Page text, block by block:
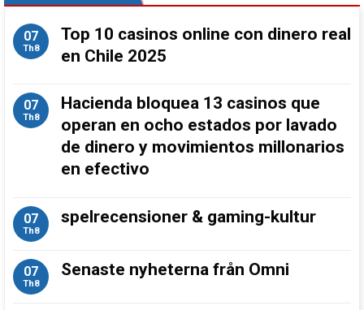
07
Th8
Top 10 casinos online con dinero real
en Chile 2025
07
Th8
Hacienda bloquea 13 casinos que
operan en ocho estados por lavado
de dinero y movimientos millonarios
en efectivo
07
Th8
spelrecensioner & gaming-kultur
07
Th8
Senaste nyheterna från Omni